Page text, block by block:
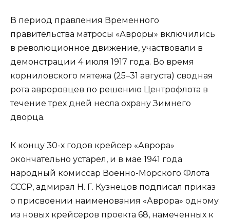
В период правления Временного
правительства матросы «Авроры» включились
в революционное движение, участвовали в
демонстрации 4 июля 1917 года. Во время
корниловского мятежа (25–31 августа) сводная
рота авроровцев по решению Центрофлота в
течение трех дней несла охрану Зимнего
дворца.
К концу 30-х годов крейсер «Аврора»
окончательно устарел, и в мае 1941 года
народный комиссар Военно-Морского Флота
СССР, адмирал Н. Г. Кузнецов подписал приказ
о присвоении наименования «Аврора» одному
из новых крейсеров проекта 68, намеченных к